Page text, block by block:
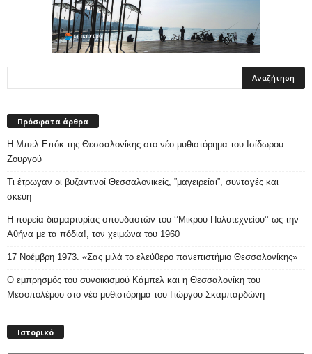
Πρόσφατα άρθρα
Η Μπελ Επόκ της Θεσσαλονίκης στο νέο μυθιστόρημα του Ισίδωρου
Ζουργού
Τι έτρωγαν οι βυζαντινοί Θεσσαλονικείς, ”μαγειρείαι”, συνταγές και
σκεύη
Η πορεία διαμαρτυρίας σπουδαστών του ‘’Μικρού Πολυτεχνείου’’ ως την
Αθήνα με τα πόδια!, τον χειμώνα του 1960
17 Νοέμβρη 1973. «Σας μιλά το ελεύθερο πανεπιστήμιο Θεσσαλονίκης»
Ο εμπρησμός του συνοικισμού Κάμπελ και η Θεσσαλονίκη του
Μεσοπολέμου στο νέο μυθιστόρημα του Γιώργου Σκαμπαρδώνη
Ιστορικό